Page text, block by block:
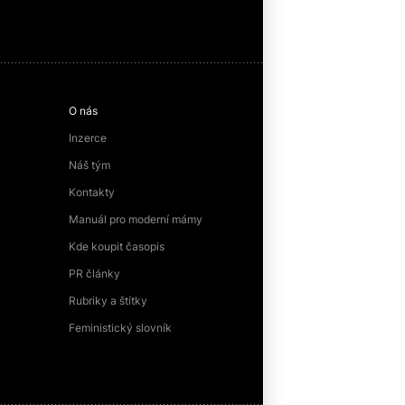
O nás
Inzerce
Náš tým
Kontakty
Manuál pro moderní mámy
Kde koupit časopis
PR články
Rubriky a štítky
Feministický slovník